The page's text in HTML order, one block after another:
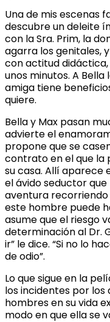
Una de mis escenas
descubre un deleite
con la Sra. Prim, la
agarra los genitales,
con actitud
unos minutos. A
amiga tiene
quiere.
Bella y Max pasan
advierte el
propone que se
contrato en el que la
su casa. Allí aparece
el ávido seductor
aventura recorriendo
este hombre puede
asume que el riesgo
determinación al Dr.
ir” le dice. “Si no lo
de odio”.
Lo que sigue en la
los incidentes por los
hombres en su vida
modo en que ella se